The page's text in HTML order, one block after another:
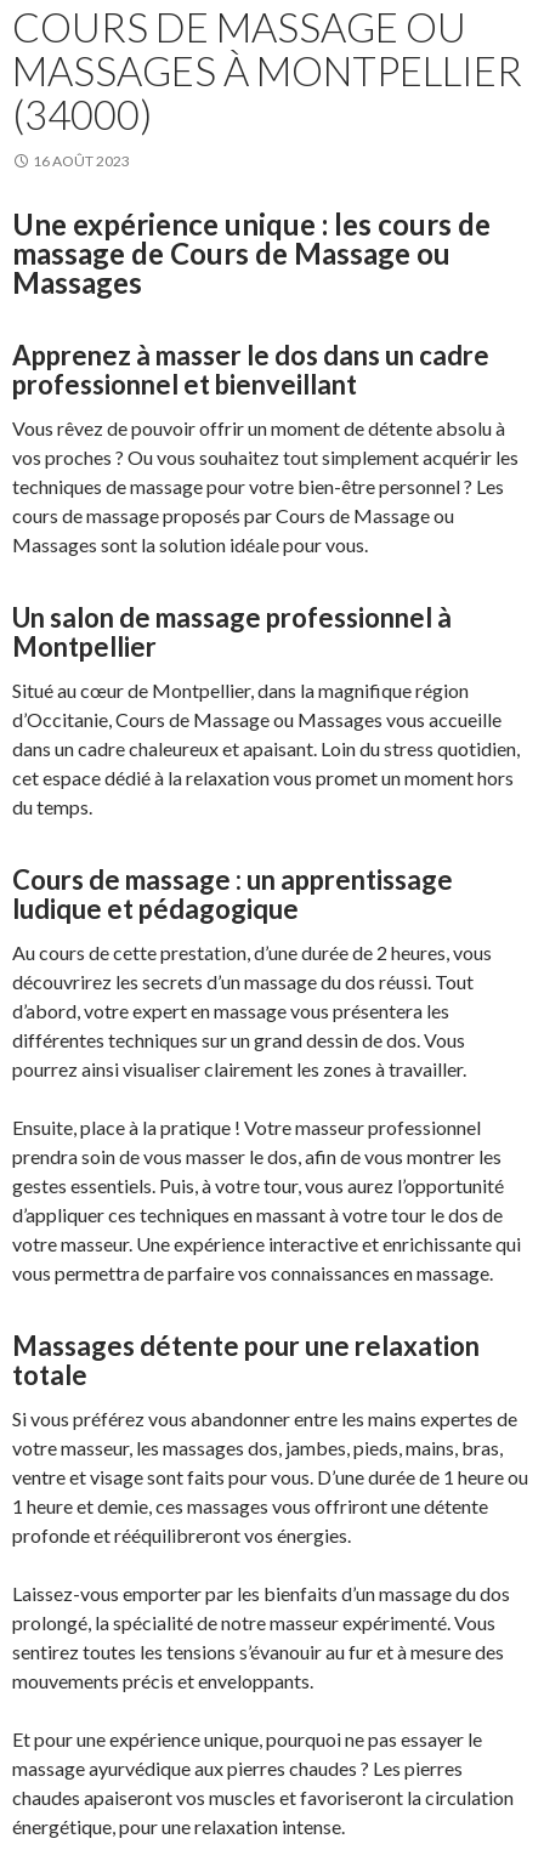
COURS DE MASSAGE OU
MASSAGES À MONTPELLIER
(34000)
16 AOÛT 2023
Une expérience unique : les cours de
massage de Cours de Massage ou
Massages
Apprenez à masser le dos dans un cadre
professionnel et bienveillant
Vous rêvez de pouvoir offrir un moment de détente absolu à
vos proches ? Ou vous souhaitez tout simplement acquérir les
techniques de massage pour votre bien-être personnel ? Les
cours de massage proposés par Cours de Massage ou
Massages sont la solution idéale pour vous.
Un salon de massage professionnel à
Montpellier
Situé au cœur de Montpellier, dans la magnifique région
d’Occitanie, Cours de Massage ou Massages vous accueille
dans un cadre chaleureux et apaisant. Loin du stress quotidien,
cet espace dédié à la relaxation vous promet un moment hors
du temps.
Cours de massage : un apprentissage
ludique et pédagogique
Au cours de cette prestation, d’une durée de 2 heures, vous
découvrirez les secrets d’un massage du dos réussi. Tout
d’abord, votre expert en massage vous présentera les
différentes techniques sur un grand dessin de dos. Vous
pourrez ainsi visualiser clairement les zones à travailler.
Ensuite, place à la pratique ! Votre masseur professionnel
prendra soin de vous masser le dos, afin de vous montrer les
gestes essentiels. Puis, à votre tour, vous aurez l’opportunité
d’appliquer ces techniques en massant à votre tour le dos de
votre masseur. Une expérience interactive et enrichissante qui
vous permettra de parfaire vos connaissances en massage.
Massages détente pour une relaxation
totale
Si vous préférez vous abandonner entre les mains expertes de
votre masseur, les massages dos, jambes, pieds, mains, bras,
ventre et visage sont faits pour vous. D’une durée de 1 heure ou
1 heure et demie, ces massages vous offriront une détente
profonde et rééquilibreront vos énergies.
Laissez-vous emporter par les bienfaits d’un massage du dos
prolongé, la spécialité de notre masseur expérimenté. Vous
sentirez toutes les tensions s’évanouir au fur et à mesure des
mouvements précis et enveloppants.
Et pour une expérience unique, pourquoi ne pas essayer le
massage ayurvédique aux pierres chaudes ? Les pierres
chaudes apaiseront vos muscles et favoriseront la circulation
énergétique, pour une relaxation intense.